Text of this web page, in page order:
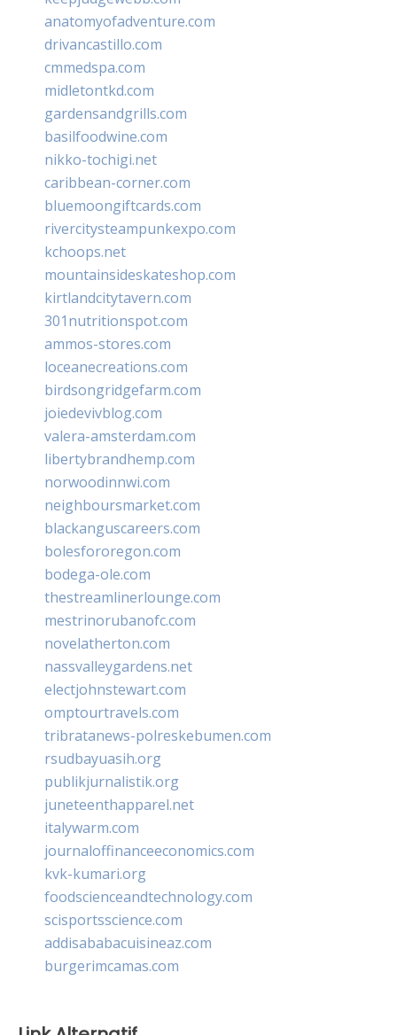
anatomyofadventure.com
drivancastillo.com
cmmedspa.com
midletontkd.com
gardensandgrills.com
basilfoodwine.com
nikko-tochigi.net
caribbean-corner.com
bluemoongiftcards.com
rivercitysteampunkexpo.com
kchoops.net
mountainsideskateshop.com
kirtlandcitytavern.com
301nutritionspot.com
ammos-stores.com
loceanecreations.com
birdsongridgefarm.com
joiedevivblog.com
valera-amsterdam.com
libertybrandhemp.com
norwoodinnwi.com
neighboursmarket.com
blackanguscareers.com
bolesfororegon.com
bodega-ole.com
thestreamlinerlounge.com
mestrinorubanofc.com
novelatherton.com
nassvalleygardens.net
electjohnstewart.com
omptourtravels.com
tribratanews-polreskebumen.com
rsudbayuasih.org
publikjurnalistik.org
juneteenthapparel.net
italywarm.com
journaloffinanceeconomics.com
kvk-kumari.org
foodscienceandtechnology.com
scisportsscience.com
addisababacuisineaz.com
burgerimcamas.com